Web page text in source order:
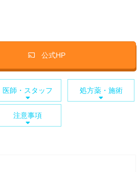
公式HP
医師・スタッフ 処方薬・施術
注意事項